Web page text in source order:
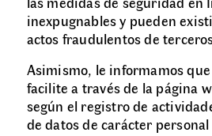
inexpugnables y pueden
actos fraudulentos de
Asimismo, le informamos
facilite a través de la página
según el registro de
de datos de carácter